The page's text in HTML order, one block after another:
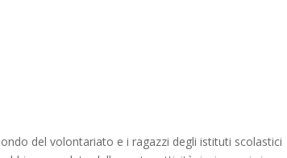
del volontariato e i ragazzi degli istituti scolastici